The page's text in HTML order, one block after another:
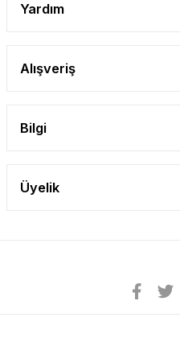
Yardım
Alışveriş
Bilgi
Üyelik